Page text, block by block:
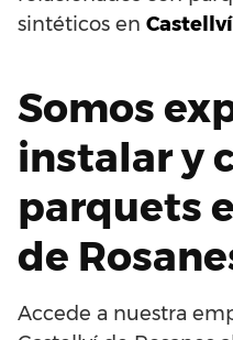
sintéticos en
Somos
instalar y
parquets
de
Accede a nuestra